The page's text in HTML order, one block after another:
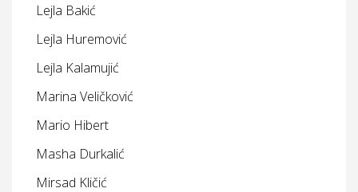
Lejla Bakić
Lejla Huremović
Lejla Kalamujić
Marina Veličković
Mario Hibert
Masha Durkalić
Mirsad Kličić